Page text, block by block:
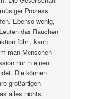
Prozess.
Ebenso wenig,
das Rauchen
führt, kann
man Menschen
nur in einen
Die können
großartigen
alles nichts.